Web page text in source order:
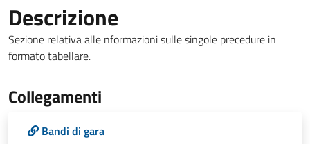
Descrizione
Sezione relativa alle nformazioni sulle singole precedure in
formato tabellare.
Collegamenti
Bandi di gara